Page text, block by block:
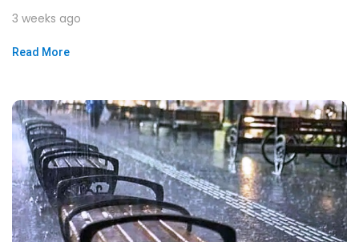
3 weeks ago
Read More